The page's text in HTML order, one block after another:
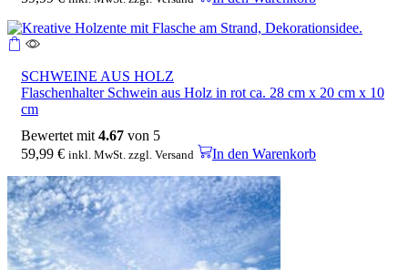
SCHWEINE AUS HOLZ
Flaschenhalter Schwein aus Holz in rot ca. 28 cm x 20 cm x 10
cm
Bewertet mit 4.67 von 5
59,99 € inkl. MwSt. zzgl. Versand In den Warenkorb